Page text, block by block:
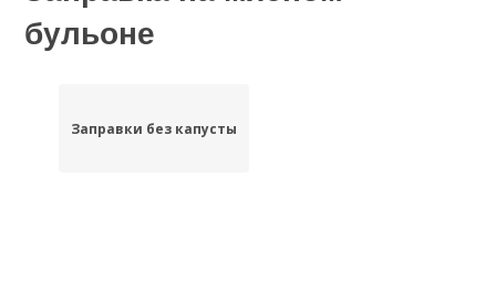
бульоне
Заправки без капусты